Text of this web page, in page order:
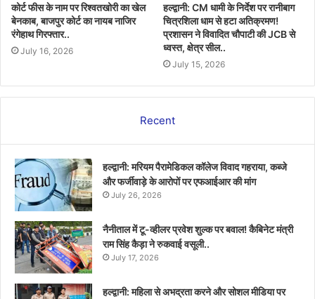
कोर्ट फीस के नाम पर रिश्वतखोरी का खेल
बेनकाब, बाजपुर कोर्ट का नायब नाजिर
रंगेहाथ गिरफ्तार..
July 16, 2026
हल्द्वानी: CM धामी के निर्देश पर रानीबाग
चित्रशिला धाम से हटा अतिक्रमण!
प्रशासन ने विवादित चौपाटी की JCB से
ध्वस्त, क्षेत्र सील..
July 15, 2026
Recent
हल्द्वानी: मरियम पैरामेडिकल कॉलेज विवाद गहराया, कब्जे
और फर्जीवाड़े के आरोपों पर एफआईआर की मांग
July 26, 2026
नैनीताल में टू-व्हीलर प्रवेश शुल्क पर बवाल! कैबिनेट मंत्री
राम सिंह कैड़ा ने रुकवाई वसूली..
July 17, 2026
हल्द्वानी: महिला से अभद्रता करने और सोशल मीडिया पर